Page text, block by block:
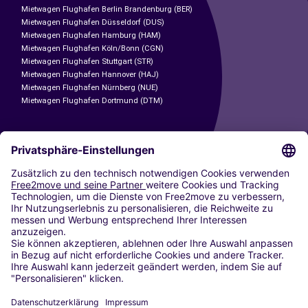
Mietwagen Flughafen Berlin Brandenburg (BER)
Mietwagen Flughafen Düsseldorf (DUS)
Mietwagen Flughafen Hamburg (HAM)
Mietwagen Flughafen Köln/Bonn (CGN)
Mietwagen Flughafen Stuttgart (STR)
Mietwagen Flughafen Hannover (HAJ)
Mietwagen Flughafen Nürnberg (NUE)
Mietwagen Flughafen Dortmund (DTM)
CARSHARING
UNSERE STÄDTE
Paris
Madrid
Washington DC
Mailand
Rom
Turin
Wien
Berlin
Düsseldorf